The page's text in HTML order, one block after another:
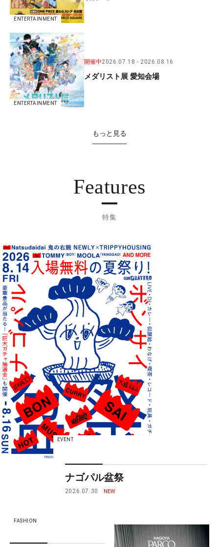
ENTERTAINMENT
ENTERTAINMENT
開催中2026.07.18 2026.08.16
メダリスト展 愛知会場
もっと見る
Features
特集
EVENT
ナゴパル盆祭
2026.07.30
FASHION